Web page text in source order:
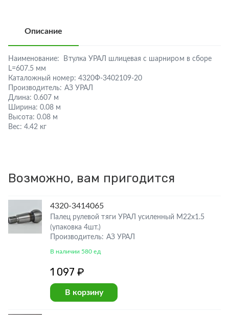
Описание
Наименование:
Втулка УРАЛ шлицевая с шарниром в сборе
L=607.5 мм
Каталожный номер: 4320Ф-3402109-20
Производитель: АЗ УРАЛ
Длина: 0.607 м
Ширина: 0.08 м
Высота: 0.08 м
Вес: 4.42 кг
Возможно, вам пригодится
4320-3414065
Палец рулевой тяги УРАЛ усиленный М22х1.5
(упаковка 4шт.)
Производитель: АЗ УРАЛ
В наличии 580 ед
1 097 ₽
В корзину